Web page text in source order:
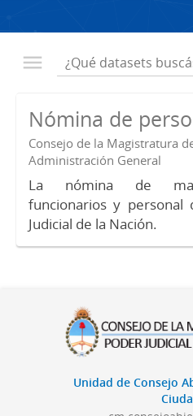
Nómina de
Consejo de la Magistratura
Administración General
La nómina de
funcionarios y personal
Judicial de la Nación.
Unidad de Consejo